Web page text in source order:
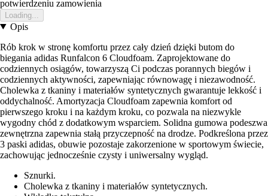
potwierdzeniu zamowienia
Loading...
Opis
Rób krok w stronę komfortu przez cały dzień dzięki butom do
biegania adidas Runfalcon 6 Cloudfoam. Zaprojektowane do
codziennych osiągów, towarzyszą Ci podczas porannych biegów i
codziennych aktywności, zapewniając równowagę i niezawodność.
Cholewka z tkaniny i materiałów syntetycznych gwarantuje lekkość i
oddychalność. Amortyzacja Cloudfoam zapewnia komfort od
pierwszego kroku i na każdym kroku, co pozwala na niezwykle
wygodny chód z dodatkowym wsparciem. Solidna gumowa podeszwa
zewnętrzna zapewnia stałą przyczepność na drodze. Podkreślona przez
3 paski adidas, obuwie pozostaje zakorzenione w sportowym świecie,
zachowując jednocześnie czysty i uniwersalny wygląd.
Sznurki.
Cholewka z tkaniny i materiałów syntetycznych.